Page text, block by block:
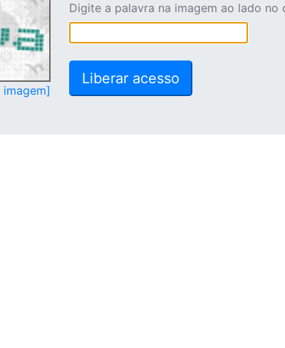
Digite a palavra na imagem ao lado no